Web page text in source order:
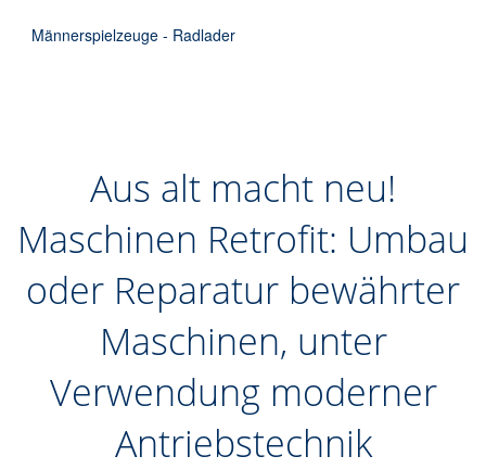
Männerspielzeuge - Radlader
Aus alt macht neu!
Maschinen Retrofit: Umbau
oder Reparatur bewährter
Maschinen, unter
Verwendung moderner
Antriebstechnik